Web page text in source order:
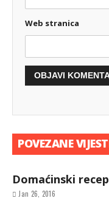
Web stranica
POVEZANE
Domaćinski
Jan 26, 2016